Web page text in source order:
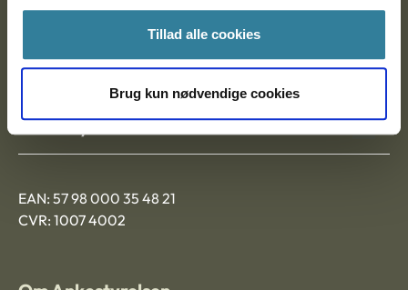
Tillad alle cookies
Brug kun nødvendige cookies
Ankestyrelsen Aalborg
EAN: 57 98 000 35 48 21
CVR: 1007 4002